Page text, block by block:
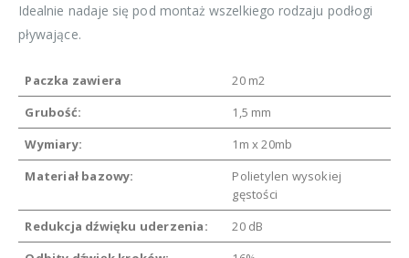
Idealnie nadaje się pod montaż wszelkiego rodzaju podłogi
pływające.
Paczka zawiera
20 m2
Grubość:
1,5 mm
Wymiary:
1m x 20mb
Materiał bazowy:
Polietylen wysokiej
gęstości
Redukcja dźwięku uderzenia:
20 dB